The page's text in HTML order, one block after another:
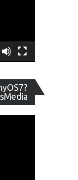
de
vídeo